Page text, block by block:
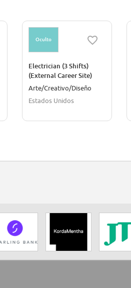
Oculto
Electrician (3 Shifts)
(External Career Site)
Arte/Creativo/Diseño
Estados Unidos